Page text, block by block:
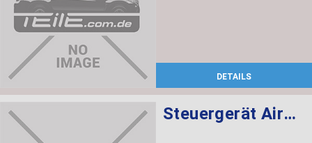
DETAILS
Steuergerät Airbag